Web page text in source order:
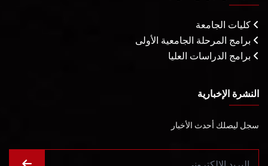
كليات الجامعة
برامج المرحلة الجامعية الأولى
برامج الدراسات العليا
النشرة الإخبارية
سجل ليصلك أحدث الأخبار